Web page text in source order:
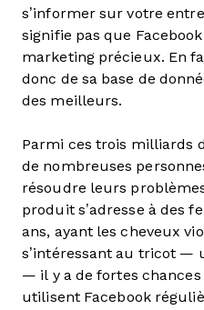
s’informer sur votre
signifie pas que
marketing précieux. En
donc de sa base de
des meilleurs.
Parmi ces trois milliards
de nombreuses
résoudre leurs
produit s’adresse à des
ans, ayant les cheveux
s’intéressant au tricot —
— il y a de fortes
utilisent Facebook